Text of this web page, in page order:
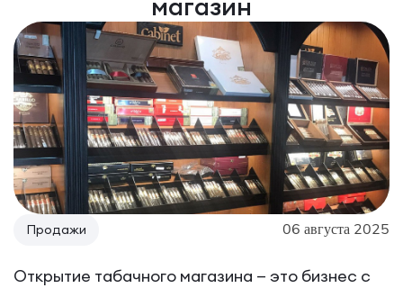
Продажи 06 августа 2025
Открытие табачного магазина — это бизнес с